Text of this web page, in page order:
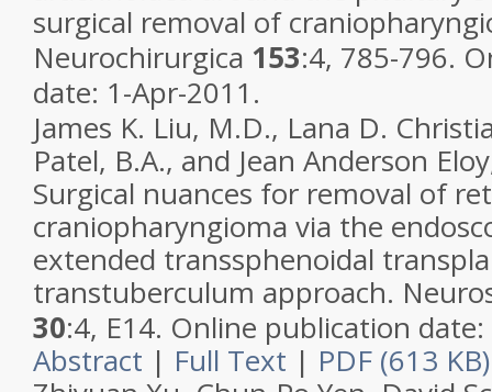
surgical removal of
Neurochirurgica 153:4, 785-796.
date: 1-Apr-2011.
James K. Liu, M.D., Lana D.
Patel, B.A., and Jean Anderson Eloy
Surgical nuances for removal of
craniopharyngioma via the
extended transsphenoidal
transtuberculum approach.
30:4, E14. Online publication
Abstract | Full Text | PDF (613 KB)